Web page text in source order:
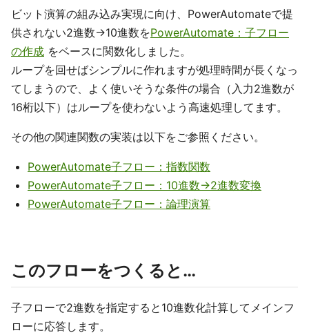
ビット演算の組み込み実現に向け、PowerAutomateで提
供されない2進数→10進数をPowerAutomate：子フロー
の作成 をベースに関数化しました。
ループを回せばシンプルに作れますが処理時間が長くなっ
てしまうので、よく使いそうな条件の場合（入力2進数が
16桁以下）はループを使わないよう高速処理してます。
その他の関連関数の実装は以下をご参照ください。
PowerAutomate子フロー：指数関数
PowerAutomate子フロー：10進数→2進数変換
PowerAutomate子フロー：論理演算
このフローをつくると…
子フローで2進数を指定すると10進数化計算してメインフ
ローに応答します。